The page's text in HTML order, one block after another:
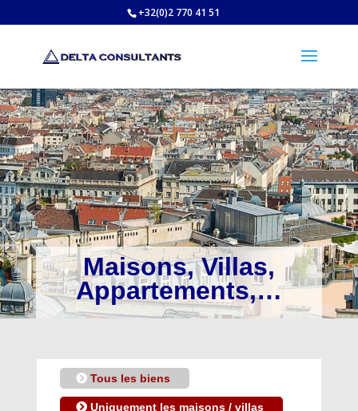
+32(0)2 770 41 51
Maisons, Villas,
Appartements,…
Tous les biens
Uniquement les maisons / villas